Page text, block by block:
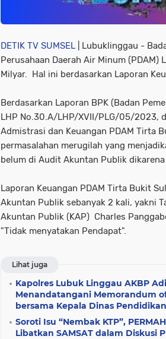
DETIK TV SUMSEL | Lubuklinggau -
Perusahaan Daerah Air Minum
Milyar. Hal ini berdasarkan Laporan
Berdasarkan Laporan BPK (Badan
LHP No.30.A/LHP/XVII/PLG/05/2023,
Admistrasi dan Keuangan PDAM Tirta
permasalahan merugilah yang
belum di Audit Akuntan Publik
Laporan Keuangan PDAM Tirta Bukit
Akuntan Publik sebanyak 2 kali, yakni
Akuntan Publik (KAP) Charles
"Tidak menyatakan Pendapat".
Lihat juga
Kapolres Lubuk Linggau AKBP
Menandatangani Memorandum
bersama Kepala Dinas
Soroti Isu “Nembak KTP”,
Libatkan SAMSAT dalam Diskusi